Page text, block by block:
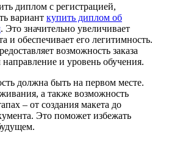
диплом с регистрацией,
вариант купить диплом об
. Это значительно увеличивает
и обеспечивает его легитимность.
возможность заказа
и уровень обучения.
должна быть на первом месте.
а также возможность
– от создания макета до
Это поможет избежать